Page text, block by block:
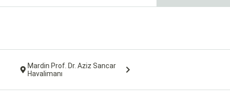
Mardin Prof. Dr. Aziz Sancar
Havalimanı